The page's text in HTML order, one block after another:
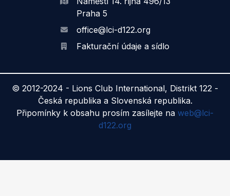
Praha 5
office@lci-d122.org
Fakturační údaje a sídlo
© 2012-2024 - Lions Club International, Distrikt 122 -
Česká republika a Slovenská republika.
Připomínky k obsahu prosím zasílejte na web@lci-
d122.org